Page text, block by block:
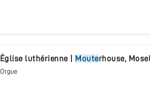
église luthérienne| Mouterhouse,
Orgue